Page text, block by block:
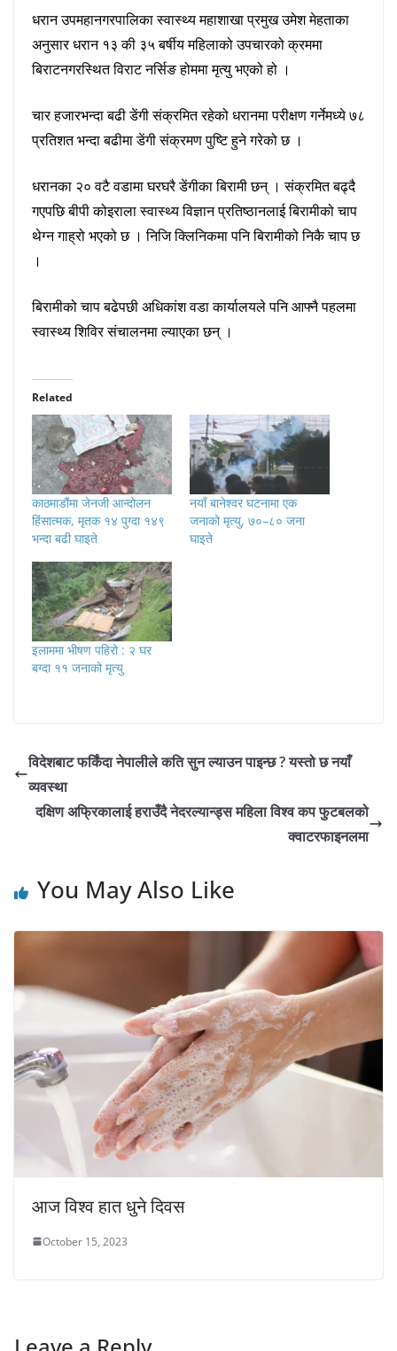
धरान उपमहानगरपालिका स्वास्थ्य महाशाखा प्रमुख उमेश मेहताका
अनुसार धरान १३ की ३५ बर्षीय महिलाको उपचारको क्रममा
बिराटनगरस्थित विराट नर्सिङ होममा मृत्यु भएको हो ।
चार हजारभन्दा बढी डेंगी संक्रमित रहेको धरानमा परीक्षण गर्नेमध्ये ७८
प्रतिशत भन्दा बढीमा डेंगी संक्रमण पुष्टि हुने गरेको छ ।
धरानका २० वटै वडामा घरघरै डेंगीका बिरामी छन् । संक्रमित बढ्दै
गएपछि बीपी कोइराला स्वास्थ्य विज्ञान प्रतिष्ठानलाई बिरामीको चाप
थेग्न गाह्रो भएको छ । निजि क्लिनिकमा पनि बिरामीको निकै चाप छ
।
बिरामीको चाप बढेपछी अधिकांश वडा कार्यालयले पनि आफ्नै पहलमा
स्वास्थ्य शिविर संचालनमा ल्याएका छन् ।
Related
काठमाडौंमा जेनजी आन्दोलन
हिंसात्मक, मृतक १४ पुग्दा १४९
भन्दा बढी घाइते
नयाँ बानेश्वर घटनामा एक
जनाको मृत्यु, ७०–८० जना
घाइते
इलाममा भीषण पहिरो : २ घर
बग्दा ११ जनाको मृत्यु
विदेशबाट फर्किंदा नेपालीले कति सुन ल्याउन पाइन्छ ? यस्तो छ नयाँ
व्यवस्था
दक्षिण अफ्रिकालाई हराउँदै नेदरल्यान्ड्स महिला विश्व कप फुटबलको
क्वाटरफाइनलमा
You May Also Like
आज विश्व हात धुने दिवस
October 15, 2023